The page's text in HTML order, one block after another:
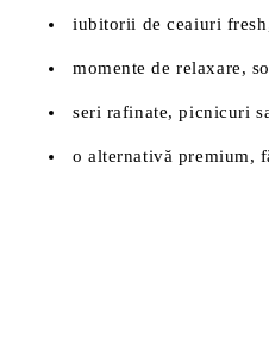
iubitorii de ceaiuri
momente de relaxare,
seri rafinate, picnicuri
o alternativă premium,